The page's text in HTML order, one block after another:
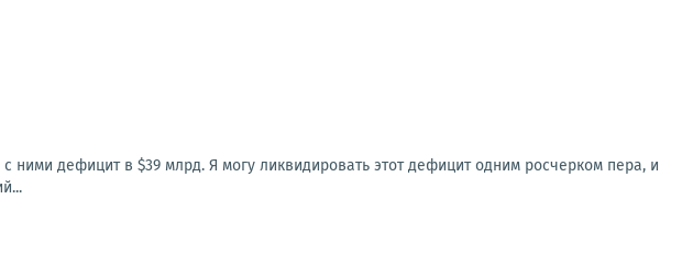
дефицит в $39 млрд. Я могу ликвидировать этот дефицит одним росчерком пера, и